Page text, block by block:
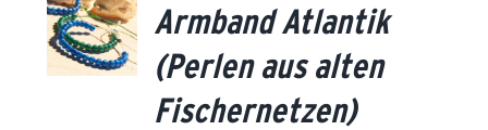
Armband Atlantik
(Perlen aus alten
Fischernetzen)